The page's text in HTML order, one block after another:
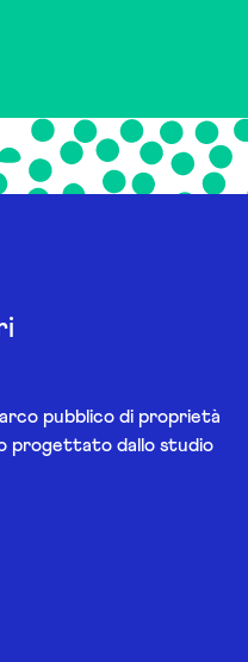
pubblico di proprietà
progettato dallo studio